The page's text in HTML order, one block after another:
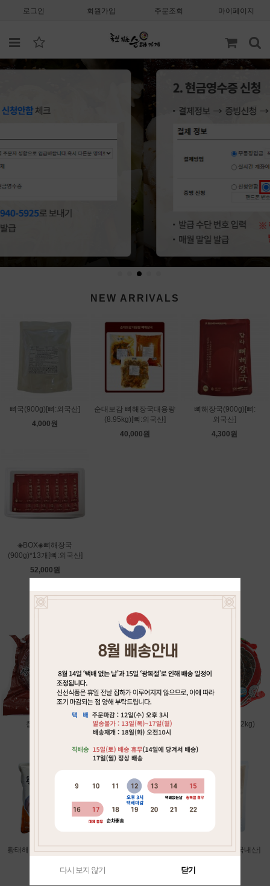
로그인 회원가입 주문조회 마이페이지
NEW ARRIVALS
뼈국(900g)[뼈:외국산]
4,000원
순대보감 뼈해장국대용량
(8.95kg)[뼈:외국산]
40,000원
뼈해장국(900g)[뼈:
외국산]
4,300원
◈BOX◈뼈해장국
(900g)*13개[뼈:외국산]
52,000원
BEST OF BEST
찰순대(2kg)
최부자육개장(600g)
탕용토종순대(2kg)
황태해장국(600g)[황태:
제주삶은머리(1개)[국산]
돈골육수(1kg)[국내산]
다시 보지 않기 닫기